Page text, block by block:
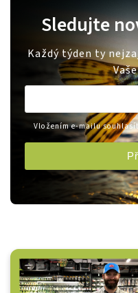
Sledujte
Každý týden ty
Vložením e-mailu